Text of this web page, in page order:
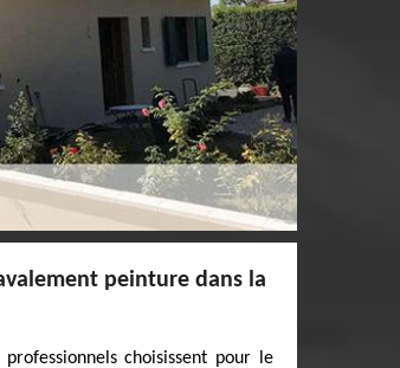
peinture dans la
choisissent pour le